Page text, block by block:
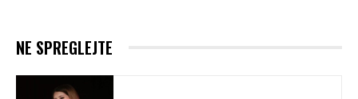
NE SPREGLEJTE